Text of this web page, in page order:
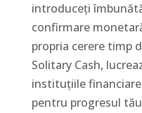
introduceți
confirmare
propria cerere timp
Solitary Cash,
instituțiile
pentru progresul